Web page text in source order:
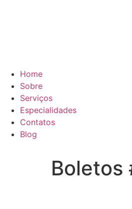
Home
Sobre
Serviços
Especialidades
Contatos
Blog
Boletos